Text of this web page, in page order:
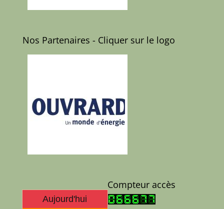
Nos Partenaires - Cliquer sur le logo
Aujourd'hui
Compteur accès